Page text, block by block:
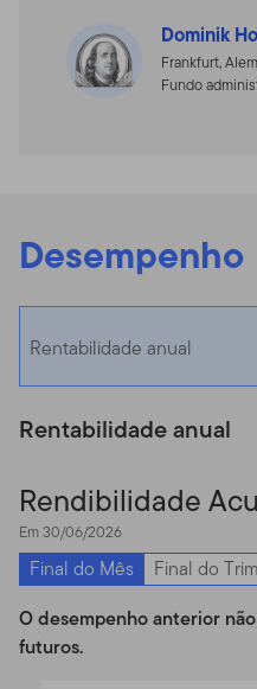
Dominik
Frankfurt,
Fundo
Desempenho
Rentabilidade anual
Rentabilidade anual
Rendibilidade
Em 30/06/2026
Final do Mês
Final do
O desempenho anterior
futuros.